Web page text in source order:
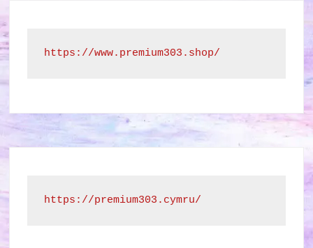
https://www.premium303.shop/
https://premium303.cymru/